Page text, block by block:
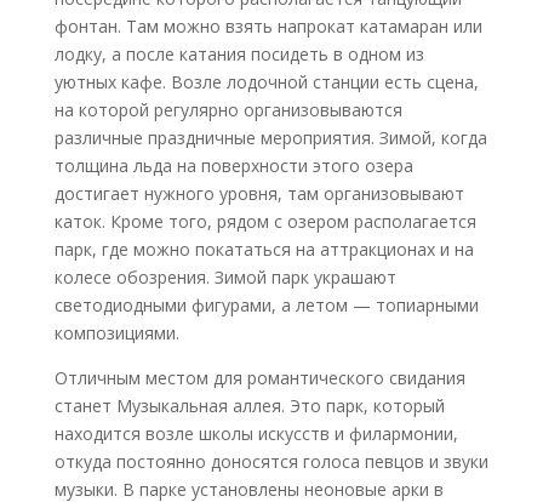
фонтан. Там можно взять напрокат катамаран или
лодку, а после катания посидеть в одном из
уютных кафе. Возле лодочной станции есть сцена,
на которой регулярно организовываются
различные праздничные мероприятия. Зимой, когда
толщина льда на поверхности этого озера
достигает нужного уровня, там организовывают
каток. Кроме того, рядом с озером располагается
парк, где можно покататься на аттракционах и на
колесе обозрения. Зимой парк украшают
светодиодными фигурами, а летом — топиарными
композициями.
Отличным местом для романтического свидания
станет Музыкальная аллея. Это парк, который
находится возле школы искусств и филармонии,
откуда постоянно доносятся голоса певцов и звуки
музыки. В парке установлены неоновые арки в